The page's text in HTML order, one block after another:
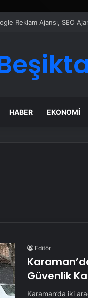
Dijital Taşımacılık Yazılımı
HABER EKONOMI
Editör
Güvenlik
Karaman’da iki